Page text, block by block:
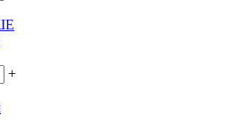
+